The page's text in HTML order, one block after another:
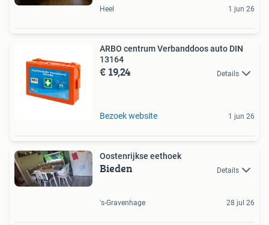
Heel 1 jun 26
ARBO centrum Verbanddoos auto DIN
13164
€ 19,24 Details
Bezoek website 1 jun 26
Oostenrijkse eethoek
Bieden Details
's-Gravenhage 28 jul 26